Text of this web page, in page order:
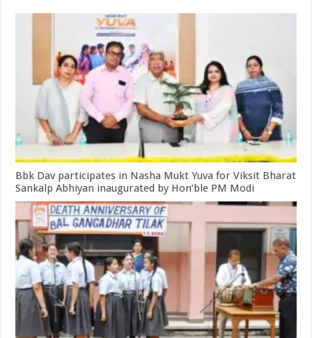
Bbk Dav participates in Nasha Mukt Yuva for Viksit Bharat
Sankalp Abhiyan inaugurated by Hon’ble PM Modi